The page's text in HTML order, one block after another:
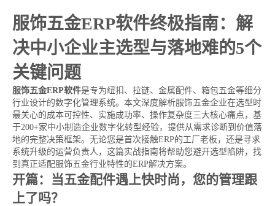
mes百科
服饰五金ERP软件终极指南：解
决中小企业主选型与落地难的5个
关键问题
服饰五金ERP软件是专为纽扣、拉链、金属配件、箱包五金等细分
行业设计的数字化管理系统。本文深度解析服饰五金企业在选型时
最关心的成本可控性、实施成功率、操作复杂度三大核心痛点，基
于200+家中小制造企业数字化转型经验，提供从需求诊断到价值落
地的完整决策框架。无论您是首次接触ERP的工厂老板，还是寻求
系统升级的运营负责人，这篇实战指南将帮助您避开选型陷阱，找
到真正适配服饰五金行业特性的ERP解决方案。
开篇：当五金配件遇上快时尚，您的管理跟
上了吗？